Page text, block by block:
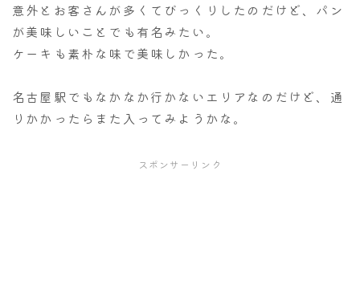
意外とお客さんが多くてびっくりしたのだけど、パン
が美味しいことでも有名みたい。
ケーキも素朴な味で美味しかった。
名古屋駅でもなかなか行かないエリアなのだけど、通
りかかったらまた入ってみようかな。
スポンサーリンク